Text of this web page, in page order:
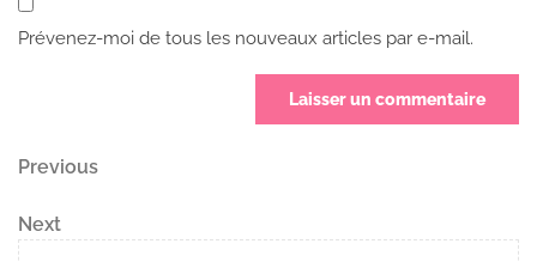
Prévenez-moi de tous les nouveaux articles par e-mail.
Navigation
de
Previous
Previous
Next
Post
Next